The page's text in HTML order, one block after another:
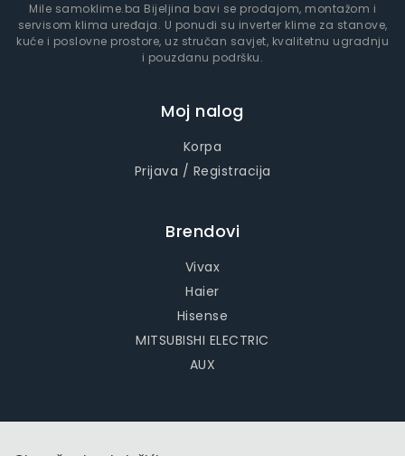
Mile samoklime.ba Bijeljina bavi se prodajom, montažom i
servisom klima uređaja. U ponudi su inverter klime za stanove,
kuće i poslovne prostore, uz stručan savjet, kvalitetnu ugradnju
i pouzdanu podršku.
Moj nalog
Korpa
Prijava / Registracija
Brendovi
Vivax
Haier
Hisense
MITSUBISHI ELECTRIC
AUX